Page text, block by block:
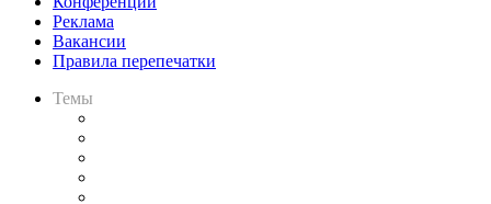
Реклама
Вакансии
Правила перепечатки
Темы